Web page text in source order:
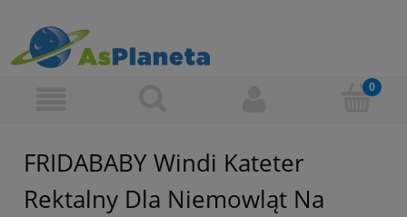
FRIDABABY Windi Kateter
Rektalny Dla Niemowląt Na